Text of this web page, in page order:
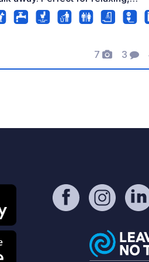
walking, swimming, fishing
permitted), and exploring
motorhome pitches •
• Shower & toilet • Shared
for exploring northern
look forward to welcoming you
Apple Barn!
7
Foto
3